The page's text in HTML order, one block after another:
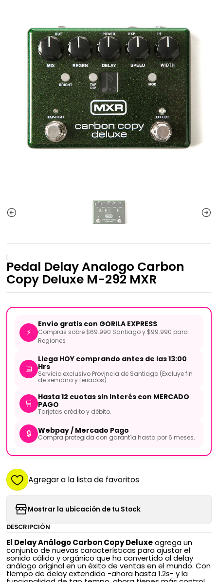
|
Pedal Delay Analogo Carbon
Copy Deluxe M-292 MXR
⚡
Envío gratis con GORILA EXPRESS
Compras sobre $69.990 Santiago y $99.990 para
Regiones
📅
Llega HOY comprando antes de las 13:00
Hrs
Servicio exclusivo Provincia de Santiago (Excluye fin
de semana y feriados).
🛒
Hasta 12 cuotas sin interés con MERCADO
PAGO
Tarjetas crédito y débito.
🔒 Webpay / Mercado Pago
Compra protegida con garantía hasta por 6 meses.
Agregar a la lista de favoritos
Mostrar la ubicación de tu Stock
DESCRIPCIÓN
El Delay Análogo Carbon Copy Deluxeagrega un
conjunto de nuevas características para ajustar el
sonido cálido y orgánico que ha convertido al delay
análogo original en un éxito de ventas en el mundo. Con
tiempo de delay extendido -ahora hasta 1.2s- y la